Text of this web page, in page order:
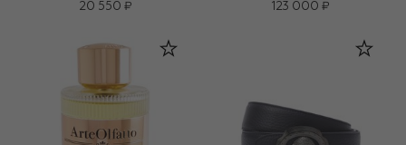
20 550 ₽
123 000 ₽